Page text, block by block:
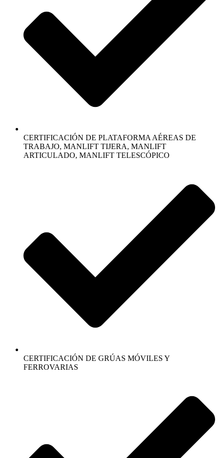
CERTIFICACIÓN DE PLATAFORMA AÉREAS DE
TRABAJO, MANLIFT TIJERA, MANLIFT
ARTICULADO, MANLIFT TELESCÓPICO
CERTIFICACIÓN DE GRÚAS MÓVILES Y
FERROVARIAS